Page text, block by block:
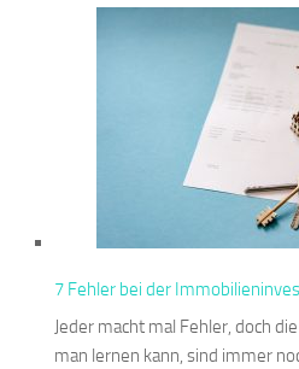
7 Fehler bei der
Jeder macht mal Fehler, doch
man lernen kann, sind immer